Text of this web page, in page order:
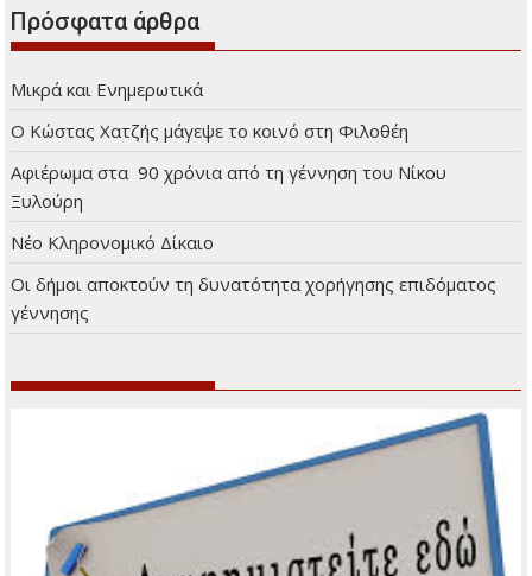
Πρόσφατα άρθρα
Μικρά και Ενημερωτικά
Ο Κώστας Χατζής μάγεψε το κοινό στη Φιλοθέη
Αφιέρωμα στα 90 χρόνια από τη γέννηση του Νίκου
Ξυλούρη
Νέο Κληρονομικό Δίκαιο
Οι δήμοι αποκτούν τη δυνατότητα χορήγησης επιδόματος
γέννησης